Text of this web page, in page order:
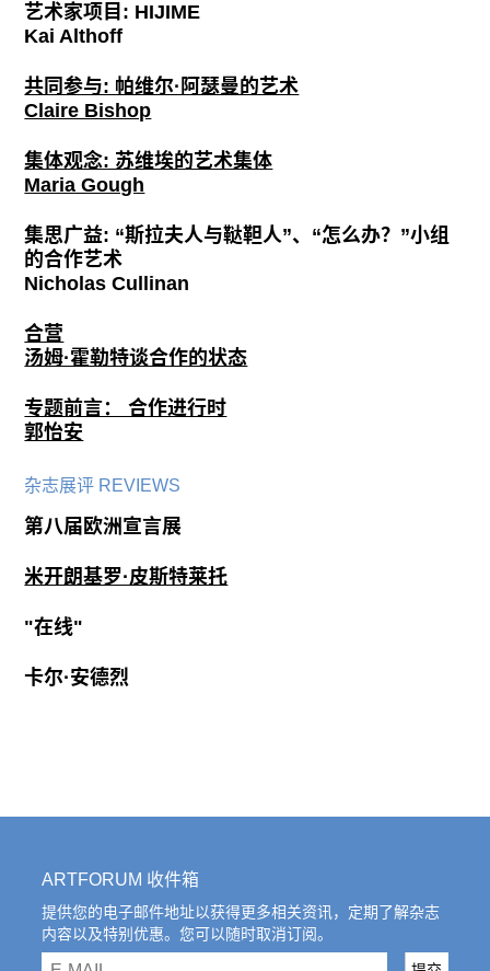
艺术家项目: HIJIME
Kai Althoff
共同参与: 帕维尔·阿瑟曼的艺术
Claire Bishop
集体观念: 苏维埃的艺术集体
Maria Gough
集思广益: “斯拉夫人与鞑靼人”、“怎么办？”小组
的合作艺术
Nicholas Cullinan
合营
汤姆·霍勒特谈合作的状态
专题前言： 合作进行时
郭怡安
杂志展评 REVIEWS
第八届欧洲宣言展
米开朗基罗·皮斯特莱托
"在线"
卡尔·安德烈
ARTFORUM 收件箱
提供您的电子邮件地址以获得更多相关资讯，定期了解杂志
内容以及特别优惠。您可以随时取消订阅。
email